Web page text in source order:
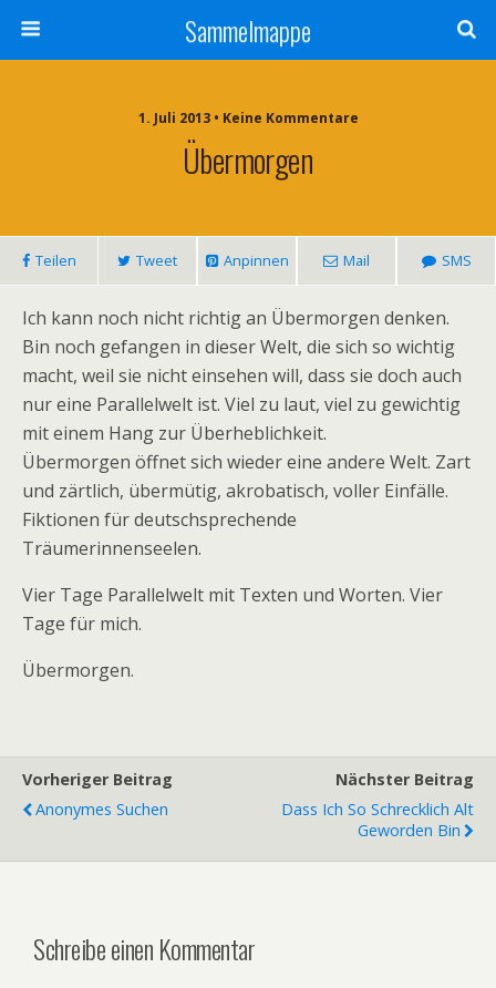
Sammelmappe
1. Juli 2013 • Keine Kommentare
Übermorgen
Teilen Tweet Anpinnen Mail SMS
Ich kann noch nicht richtig an Übermorgen denken.
Bin noch gefangen in dieser Welt, die sich so wichtig
macht, weil sie nicht einsehen will, dass sie doch auch
nur eine Parallelwelt ist. Viel zu laut, viel zu gewichtig
mit einem Hang zur Überheblichkeit.
Übermorgen öffnet sich wieder eine andere Welt. Zart
und zärtlich, übermütig, akrobatisch, voller Einfälle.
Fiktionen für deutschsprechende
Träumerinnenseelen.
Vier Tage Parallelwelt mit Texten und Worten. Vier
Tage für mich.
Übermorgen.
Vorheriger Beitrag
Anonymes Suchen
Nächster Beitrag
Dass Ich So Schrecklich Alt
Geworden Bin
Schreibe einen Kommentar